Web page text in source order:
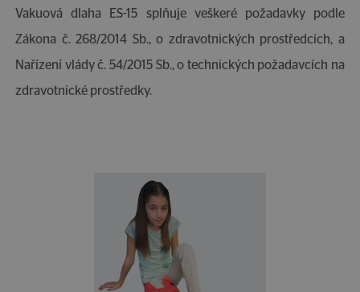
Vakuová dlaha ES-15 splňuje veškeré požadavky podle
Zákona č. 268/2014 Sb., o zdravotnických prostředcích, a
Nařízení vlády č. 54/2015 Sb., o technických požadavcích na
zdravotnické prostředky.